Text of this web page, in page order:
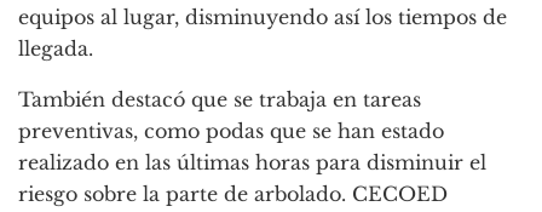
equipos al lugar, disminuyendo así los tiempos de
llegada.
También destacó que se trabaja en tareas
preventivas, como podas que se han estado
realizado en las últimas horas para disminuir el
riesgo sobre la parte de arbolado. CECOED